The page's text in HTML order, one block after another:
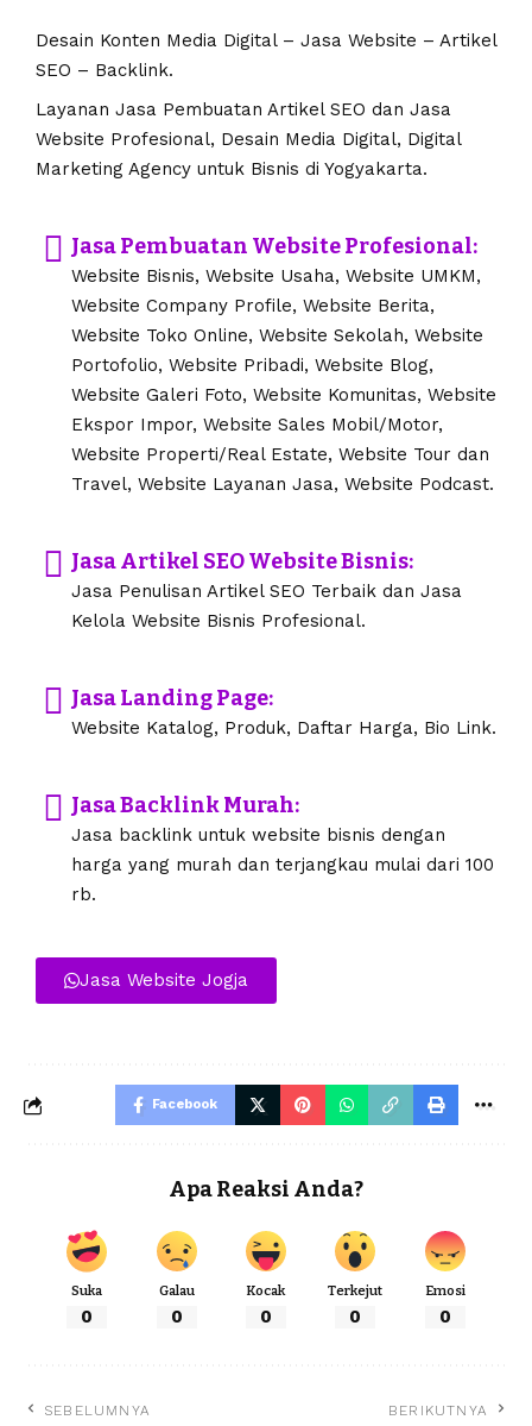
Desain Konten Media Digital – Jasa Website – Artikel
SEO – Backlink.
Layanan Jasa Pembuatan Artikel SEO dan Jasa
Website Profesional, Desain Media Digital, Digital
Marketing Agency untuk Bisnis di Yogyakarta.
Jasa Pembuatan Website Profesional:
Website Bisnis, Website Usaha, Website UMKM,
Website Company Profile, Website Berita,
Website Toko Online, Website Sekolah, Website
Portofolio, Website Pribadi, Website Blog,
Website Galeri Foto, Website Komunitas, Website
Ekspor Impor, Website Sales Mobil/Motor,
Website Properti/Real Estate, Website Tour dan
Travel, Website Layanan Jasa, Website Podcast.
Jasa Artikel SEO Website Bisnis:
Jasa Penulisan Artikel SEO Terbaik dan Jasa
Kelola Website Bisnis Profesional.
Jasa Landing Page:
Website Katalog, Produk, Daftar Harga, Bio Link.
Jasa Backlink Murah:
Jasa backlink untuk website bisnis dengan
harga yang murah dan terjangkau mulai dari 100
rb.
Jasa Website Jogja
Facebook
Apa Reaksi Anda?
Suka
0
Galau
0
Kocak
0
Terkejut
0
Emosi
0
SEBELUMNYA BERIKUTNYA